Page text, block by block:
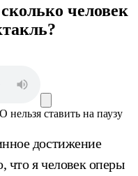
человек
нельзя ставить на паузу
достижение
что я человек оперы